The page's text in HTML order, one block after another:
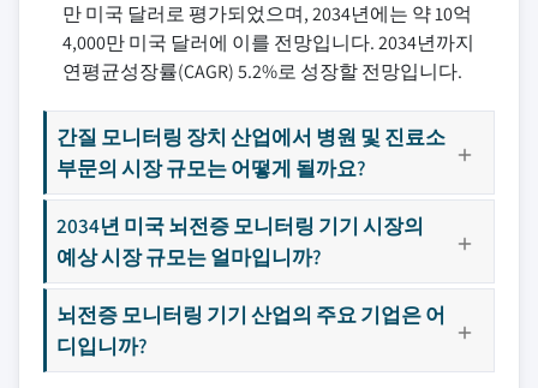
만 미국 달러로 평가되었으며, 2034년에는 약 10억
4,000만 미국 달러에 이를 전망입니다. 2034년까지
연평균성장률(CAGR) 5.2%로 성장할 전망입니다.
간질 모니터링 장치 산업에서 병원 및 진료소
부문의 시장 규모는 어떻게 될까요?
2034년 미국 뇌전증 모니터링 기기 시장의
예상 시장 규모는 얼마입니까?
뇌전증 모니터링 기기 산업의 주요 기업은 어
디입니까?